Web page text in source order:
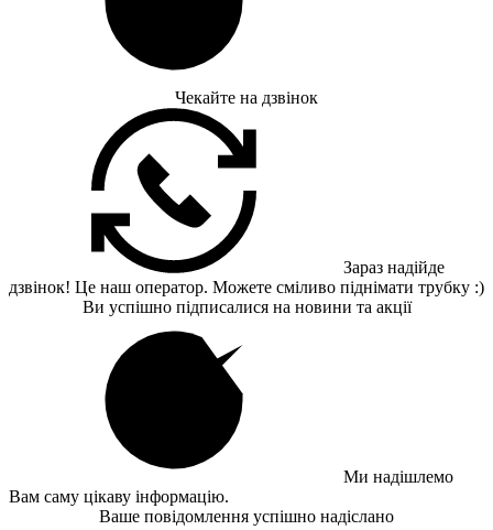
Чекайте на дзвінок
Зараз надійде
дзвінок! Це наш оператор. Можете сміливо піднімати трубку :)
Ви успішно підписалися на новини та акції
Ми надішлемо
Вам саму цікаву інформацію.
Ваше повідомлення успішно надіслано